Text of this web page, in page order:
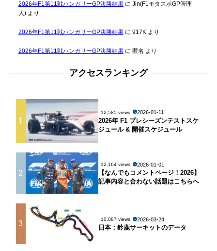
2026年F1第11戦ハンガリーGP決勝結果に Jin(F1モタスポGP管理
人)より
2026年F1第11戦ハンガリーGP決勝結果に 917Kより
2026年F1第11戦ハンガリーGP決勝結果に 匿名 より
アクセスランキング
1
12,585 views 2026-01-11
2026年 F1 プレシーズンテストスケ
ジュール & 開催スケジュール
2
12,164 views 2026-01-01
【なんでもコメントページ！2026】
記事内容と合わない話題はこちらへ
3 10,087 views 2026-03-24
日本：鈴鹿サーキットのデータ